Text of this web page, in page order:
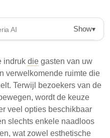
AI Show▾
voor voorportalen en
en lage
zijn
tegels,
en klinkers, elk met
indruk die gasten van uw
verwelkomende ruimte die
Terwijl bezoekers van de
wordt de keuze
veel opties beschikbaar
slechts enkele naadloos
wat zowel esthetische